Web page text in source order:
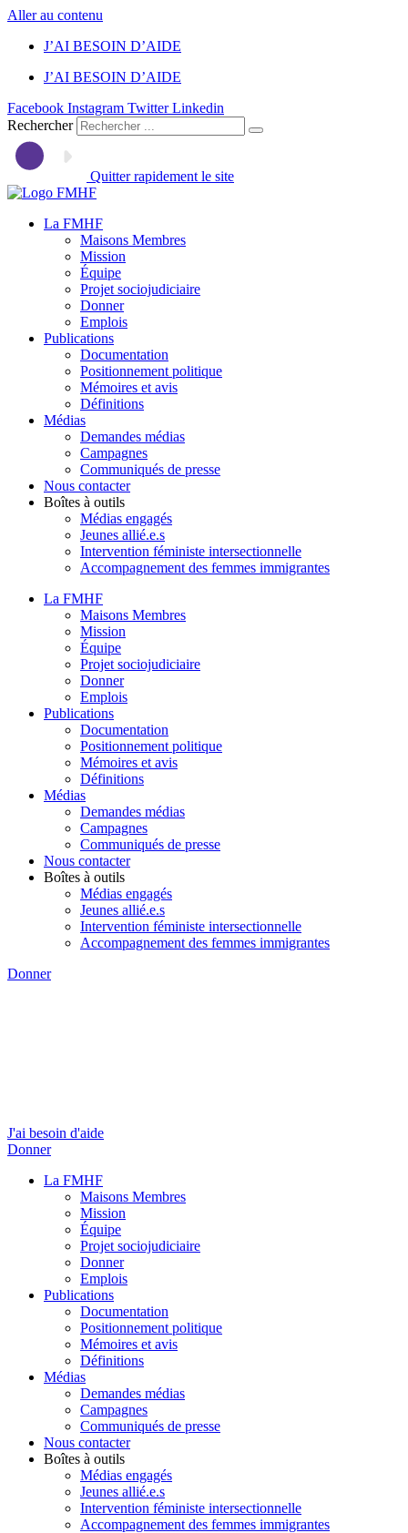
Aller au contenu
J’AI BESOIN D’AIDE
J’AI BESOIN D’AIDE
Facebook Instagram Twitter Linkedin
Rechercher
Quitter rapidement le site
La FMHF
Maisons Membres
Mission
Équipe
Projet sociojudiciaire
Donner
Emplois
Publications
Documentation
Positionnement politique
Mémoires et avis
Définitions
Médias
Demandes médias
Campagnes
Communiqués de presse
Nous contacter
Boîtes à outils
Médias engagés
Jeunes allié.e.s
Intervention féministe intersectionnelle
Accompagnement des femmes immigrantes
La FMHF
Maisons Membres
Mission
Équipe
Projet sociojudiciaire
Donner
Emplois
Publications
Documentation
Positionnement politique
Mémoires et avis
Définitions
Médias
Demandes médias
Campagnes
Communiqués de presse
Nous contacter
Boîtes à outils
Médias engagés
Jeunes allié.e.s
Intervention féministe intersectionnelle
Accompagnement des femmes immigrantes
Donner
J'ai besoin d'aide
Donner
La FMHF
Maisons Membres
Mission
Équipe
Projet sociojudiciaire
Donner
Emplois
Publications
Documentation
Positionnement politique
Mémoires et avis
Définitions
Médias
Demandes médias
Campagnes
Communiqués de presse
Nous contacter
Boîtes à outils
Médias engagés
Jeunes allié.e.s
Intervention féministe intersectionnelle
Accompagnement des femmes immigrantes